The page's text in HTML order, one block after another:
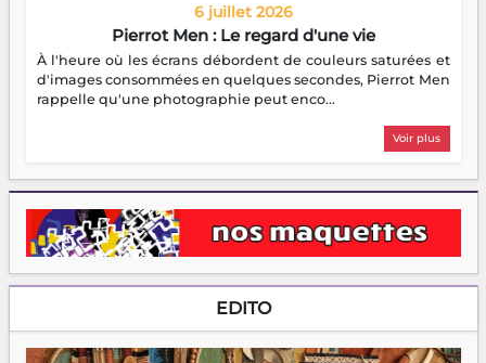
6 juillet 2026
Pierrot Men : Le regard d'une vie
À l'heure où les écrans débordent de couleurs saturées et
d'images consommées en quelques secondes, Pierrot Men
rappelle qu'une photographie peut enco...
Voir plus
EDITO